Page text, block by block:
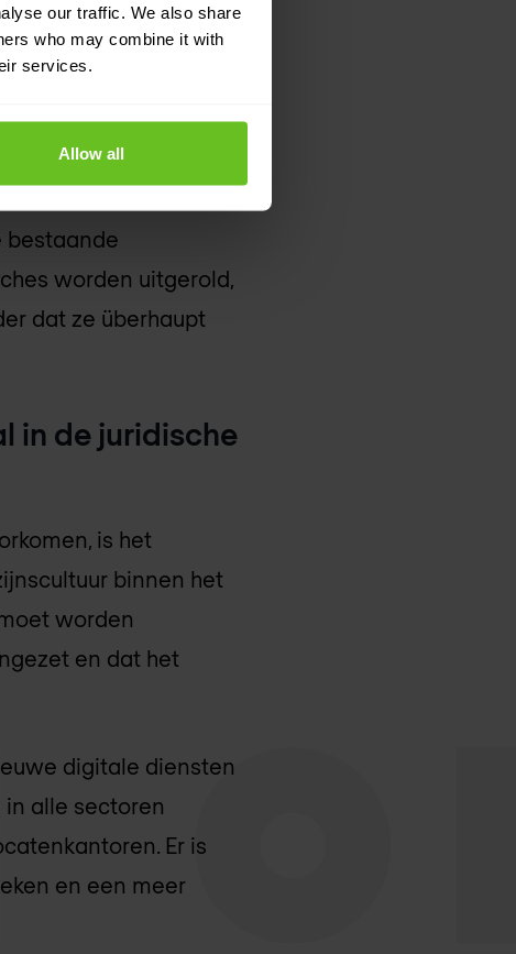
our traffic. We also share
who may combine it with
services.
Allow all
informatie kan
bestaande
worden uitgerold,
dat ze überhaupt
in de juridische
is het
binnen het
worden
en dat het
digitale diensten
alle sectoren
Er is
en een meer